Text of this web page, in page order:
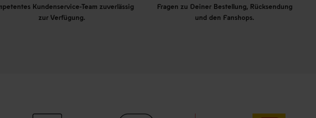
Kundenservice-Team zuverlässig
zur Verfügung.
Fragen zu Deiner Bestellung, Rücksendung
und den Fanshops.